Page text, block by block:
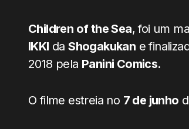
Children of the Sea, foi um
IKKI daShogakukan e
2018 pela Panini Comics.
O filme estreia no 7 de junho